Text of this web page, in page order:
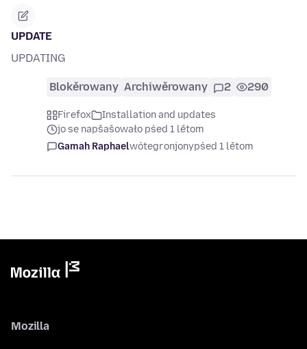
UPDATE
UPDATING
Blokěrowany Archiwěrowany 2 290
Firefox
Installation and updates
jo se napšašowało pśed 1 lětom
Gamah Raphaelwótegronjonypśed 1 lětom
Mozilla